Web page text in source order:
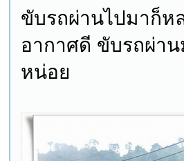
ขับรถผ่านไปมาก็ห
อากาศดี ขับรถผ่า
หน่อย